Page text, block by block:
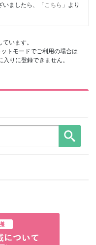
いましたら、「 こちら 」より
ています。
トモードでご利用の場合は
りに登録できません。